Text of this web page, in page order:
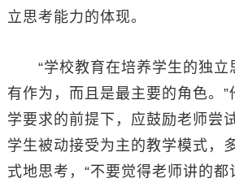
立思考能力的体现。
“学校教育在培养学生的独立
有作为，而且是最主要的角色。
学要求的前提下，应鼓励老师尝
学生被动接受为主的教学模式，
式地思考，“不要觉得老师讲的